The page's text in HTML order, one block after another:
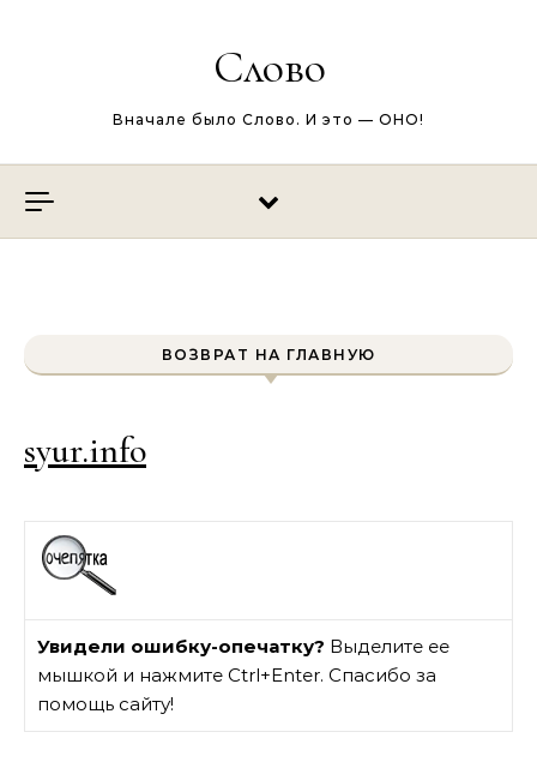
Слово
Вначале было Слово. И это — ОНО!
ВОЗВРАТ НА ГЛАВНУЮ
syur.info
Увидели ошибку-опечатку? Выделите ее
мышкой и нажмите Ctrl+Enter. Спасибо за
помощь сайту!